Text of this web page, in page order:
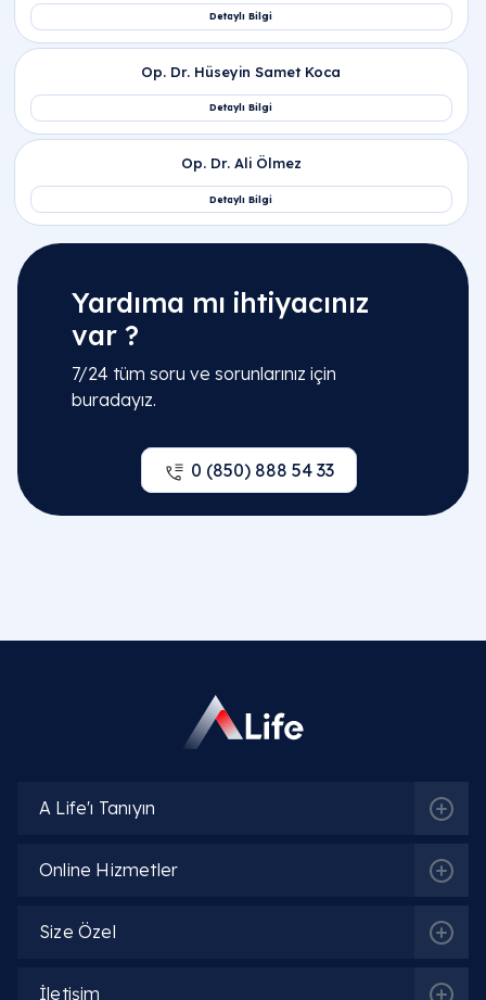
Yardıma mı ihtiyacınız
var ?
7/24 tüm soru ve sorunlarınız için
buradayız.
0 (850) 888 54 33
A Life'ı Tanıyın
Online Hizmetler
Size Özel
İletişim